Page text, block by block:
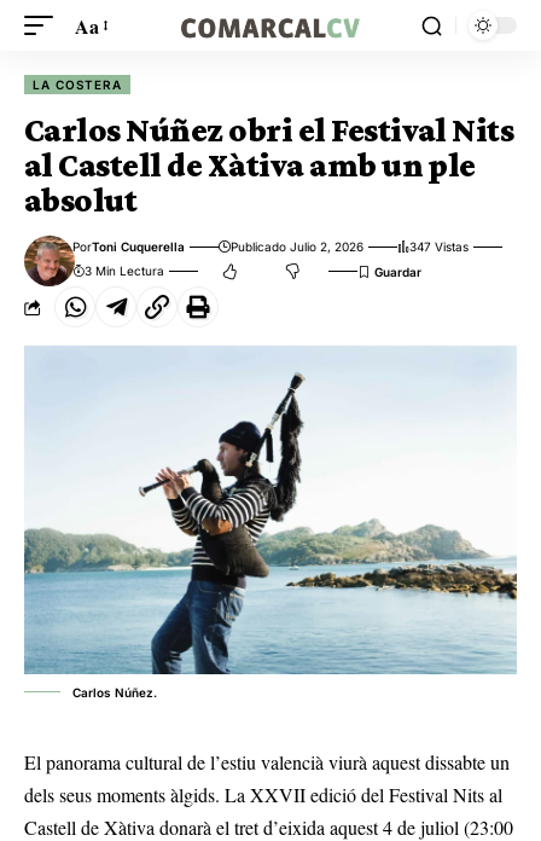
Aa
LA COSTERA
Carlos Núñez obri el Festival Nits
al Castell de Xàtiva amb un ple
absolut
PorToni Cuquerella Publicado Julio 2, 2026
347 Vistas
3 Min Lectura
Carlos Núñez.
El panorama cultural de l’estiu valencià viurà aquest dissabte un
dels seus moments àlgids. La XXVII edició del Festival Nits al
Castell de Xàtiva donarà el tret d’eixida aquest 4 de juliol (23:00